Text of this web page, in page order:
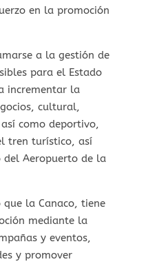
en la promoción
a la gestión de
para el Estado
incrementar la
cultural,
como deportivo,
tren turístico, así
Aeropuerto de la
que la Canaco, tiene
mediante la
y eventos,
y promover